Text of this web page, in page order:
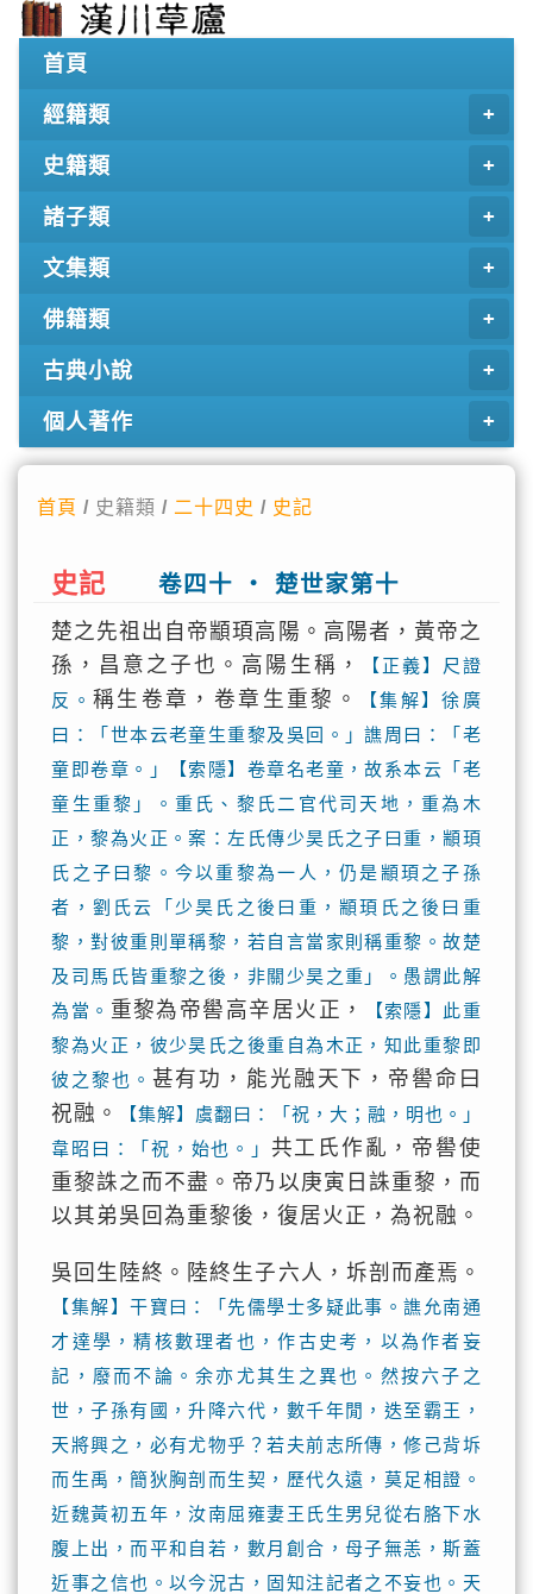
首頁
經籍類
史籍類
諸子類
文集類
佛籍類
古典小說
個人著作
首頁 / 史籍類 / 二十四史 / 史記
史記 卷四十 ‧ 楚世家第十
楚之先祖出自帝顓頊高陽。高陽者，黃帝之
孫，昌意之子也。高陽生稱，
【正義】尺證
反。 稱生卷章，卷章生重黎。
【集解】徐廣
曰：「世本云老童生重黎及吳回。」譙周曰：「老
童即卷章。」【索隱】卷章名老童，故系本云「老
童生重黎」。重氏、黎氏二官代司天地，重為木
正，黎為火正。案：左氏傳少昊氏之子曰重，顓頊
氏之子曰黎。今以重黎為一人，仍是顓頊之子孫
者，劉氏云「少昊氏之後曰重，顓頊氏之後曰重
黎，對彼重則單稱黎，若自言當家則稱重黎。故楚
及司馬氏皆重黎之後，非關少昊之重」。愚謂此解
為當。 重黎為帝嚳高辛居火正，
【索隱】此重
黎為火正，彼少昊氏之後重自為木正，知此重黎即
彼之黎也。 甚有功，能光融天下，帝嚳命曰
祝融。
【集解】虞翻曰：「祝，大；融，明也。」
韋昭曰：「祝，始也。」 共工氏作亂，帝嚳使
重黎誅之而不盡。帝乃以庚寅日誅重黎，而
以其弟吳回為重黎後，復居火正，為祝融。
吳回生陸終。陸終生子六人，坼剖而產焉。
【集解】干寶曰：「先儒學士多疑此事。譙允南通
才達學，精核數理者也，作古史考，以為作者妄
記，廢而不論。余亦尤其生之異也。然按六子之
世，子孫有國，升降六代，數千年閒，迭至霸王，
天將興之，必有尤物乎？若夫前志所傳，修己背坼
而生禹，簡狄胸剖而生契，歷代久遠，莫足相證。
近魏黃初五年，汝南屈雍妻王氏生男兒從右胳下水
腹上出，而平和自若，數月創合，母子無恙，斯蓋
近事之信也。以今況古，固知注記者之不妄也。天